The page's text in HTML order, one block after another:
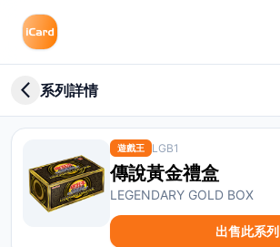
arrow_back_ios_new 系列詳情
遊戲王 LGB1
傳說黃金禮盒
LEGENDARY GOLD BOX
出售此系列